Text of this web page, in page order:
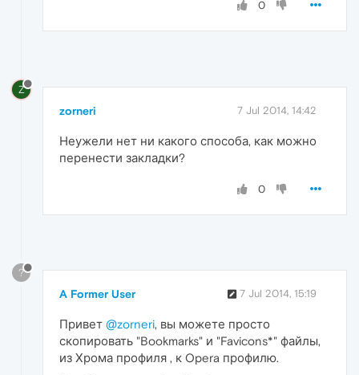
0
Z
zorneri 7 Jul 2014, 14:42
Неужели нет ни какого способа, как можно
перенести закладки?
0
?
A Former User 7 Jul 2014, 15:19
Привет @zorneri, вы можете просто
скопировать "Bookmarks" и "Favicons*" файлы,
из Хрома профиля , к Opera профилю.